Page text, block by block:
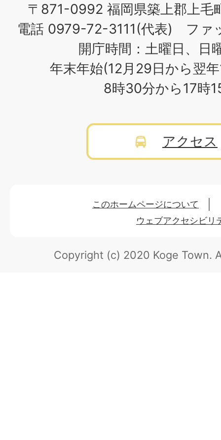
〒871-0992 福岡県築上郡上毛
電話 0979-72-3111(代表) ファ
開庁時間：土曜日、日
年末年始(12月29日から翌
8時30分から17時
アクセス
このホームページについて
ウェブアクセシビリ
Copyright (c) 2020 Koge Town.